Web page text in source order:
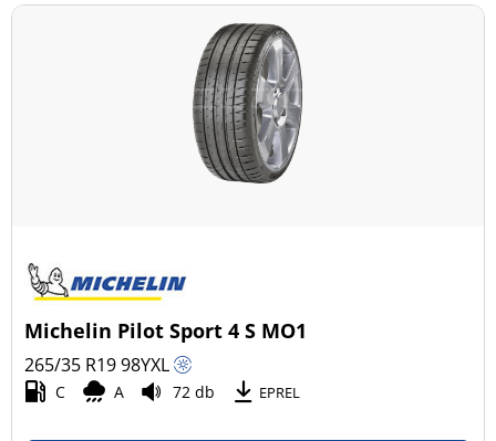
Michelin Pilot Sport 4 S MO1
265/35 R1998YXL
C A 72 db EPREL